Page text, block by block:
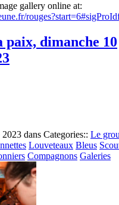
gallery online at:
paix, dimanche 10
2023 dans Categories:: Le
Louveteaux Bleus
Compagnons Galeries